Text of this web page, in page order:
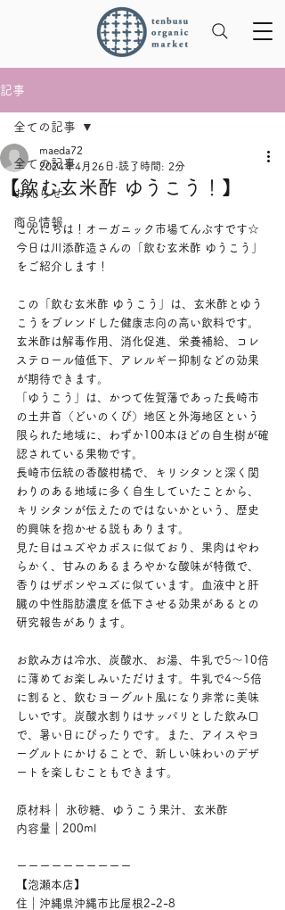
記事
全ての記事
お知らせ
商品情報
全ての記事
【飲む玄米酢 ゆうこう！】
maeda72
2024年4月26日 読了時間: 2分
こんにちは！オーガニック市場てんぶすです☆
今日は川添酢造さんの「飲む玄米酢 ゆうこう」
をご紹介します！
この「飲む玄米酢 ゆうこう」は、玄米酢とゆう
こうをブレンドした健康志向の高い飲料です。
玄米酢は解毒作用、消化促進、栄養補給、コレ
ステロール値低下、アレルギー抑制などの効果
が期待できます。
「ゆうこう」は、かつて佐賀藩であった長崎市
の土井首（どいのくび）地区と外海地区という
限られた地域に、わずか100本ほどの自生樹が確
認されている果物です。
長崎市伝統の香酸柑橘で、キリシタンと深く関
わりのある地域に多く自生していたことから、
キリシタンが伝えたのではないかという、歴史
的興味を抱かせる説もあります。
見た目はユズやカボスに似ており、果肉はやわ
らかく、甘みのあるまろやかな酸味が特徴で、
香りはザボンやユズに似ています。血液中と肝
臓の中性脂肪濃度を低下させる効果があるとの
研究報告があります。
お飲み方は冷水、炭酸水、お湯、牛乳で5〜10倍
に薄めてお楽しみいただけます。牛乳で4〜5倍
に割ると、飲むヨーグルト風になり非常に美味
しいです。炭酸水割りはサッパリとした飲み口
で、暑い日にぴったりです。また、アイスやヨ
ーグルトにかけることで、新しい味わいのデザ
ートを楽しむこともできます。
原材料｜ 氷砂糖、ゆうこう果汁、玄米酢
内容量｜200ml
ーーーーーーーーーー
【泡瀬本店】
住｜沖縄県沖縄市比屋根2-2-8